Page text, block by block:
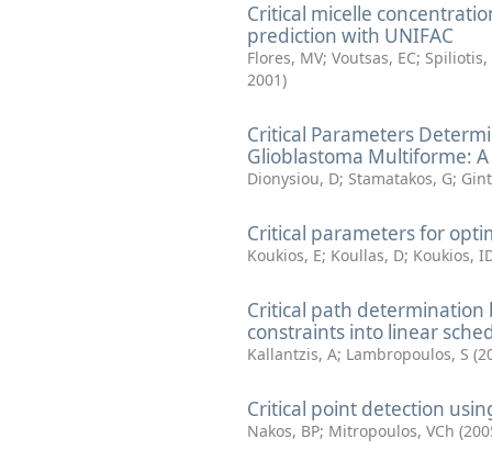
Critical micelle
prediction with UNIFAC
Flores, MV; Voutsas, EC; Spiliotis,
2001)
Critical Parameters
Glioblastoma Multiforme:
Dionysiou, D; Stamatakos, G;
Critical parameters for
Koukios, E; Koullas, D; Koukios,
Critical path
constraints into linear
Kallantzis, A; Lambropoulos, S (
Critical point detection
Nakos, BP; Mitropoulos, VCh (